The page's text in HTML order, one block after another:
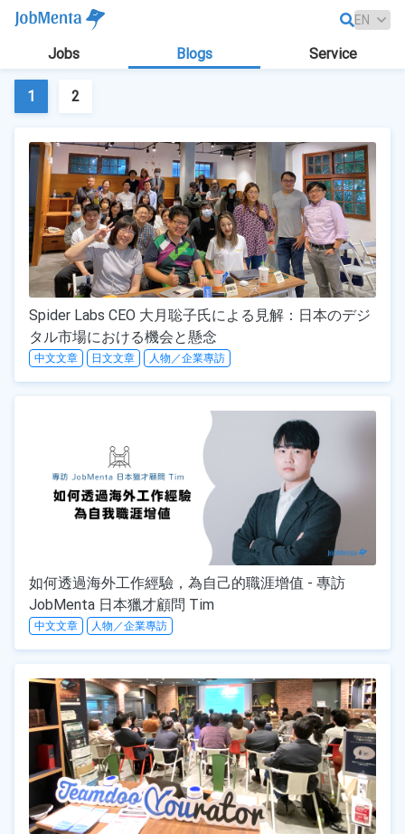
Jobs Blogs Service
1 2
Spider Labs CEO 大月聡子氏による見解：日本のデジ
タル市場における機会と懸念
中文文章 日文文章 人物／企業專訪
如何透過海外工作經驗，為自己的職涯增值 - 專訪
JobMenta 日本獵才顧問 Tim
中文文章 人物／企業專訪